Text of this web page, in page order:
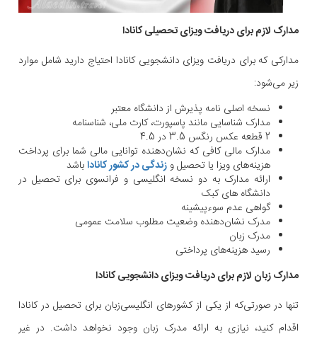
مدارک لازم برای دریافت ویزای تحصیلی کانادا
مدارکی که برای دریافت ویزای دانشجویی کانادا احتیاج دارید شامل موارد
زیر می‌شود:
نسخه اصلی نامه پذیرش از دانشگاه معتبر
مدارک شناسایی مانند پاسپورت، کارت ملی، شناسنامه
2 قطعه عکس رنگس 3.5 در 4.5
مدارک مالی کافی که نشان‌دهنده توانایی مالی شما برای پرداخت
هزینه‌های ویزا یا تحصیل وزندگی در کشور کاناداباشد
ارائه مدارک به دو نسخه انگلیسی و فرانسوی برای تحصیل در
دانشگاه های کبک
گواهی عدم سوءپیشینه
مدرک نشان‌دهنده وضعیت مطلوب سلامت عمومی
مدرک زبان
رسید هزینه‌های پرداختی
مدارک زبان لازم برای دریافت ویزای دانشجویی کانادا
تنها در صورتی‌که از یکی از کشورهای انگلیسی‌زبان برای تحصیل در کانادا
اقدام کنید، نیازی به ارائه مدرک زبان وجود نخواهد داشت. در غیر